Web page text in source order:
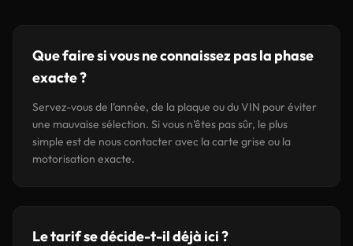
Que faire si vous ne connaissez pas la phase
exacte ?
Servez-vous de l’année, de la plaque ou du VIN pour éviter
une mauvaise sélection. Si vous n’êtes pas sûr, le plus
simple est de nous contacter avec la carte grise ou la
motorisation exacte.
Le tarif se décide-t-il déjà ici ?